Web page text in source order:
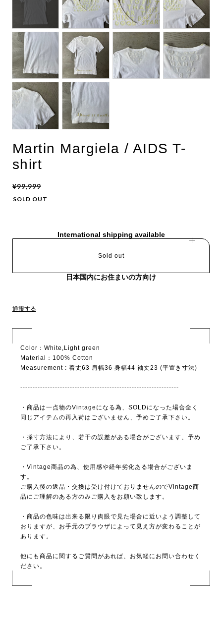
Martin Margiela / AIDS T-
shirt
¥99,999
SOLD OUT
International shipping available
Sold out
日本国内にお住まいの方向け
通報する
Color：White,Light green
Material：100% Cotton
Measurement : 着丈63 肩幅36 身幅44 袖丈23 (平置き寸法)
----------------------------------------------------------------
・商品は一点物のVintageになる為、SOLDになった場合全く
同じアイテムの再入荷はございません、予めご了承下さい。
・採寸方法により、若干の誤差がある場合がございます、予め
ご了承下さい。
・Vintage商品の為、使用感や経年劣化ある場合がございま
す。
ご購入後の返品・交換は受け付けておりませんのでVintage商
品にご理解のある方のみご購入をお願い致します。
・商品の色味は出来る限り肉眼で見た場合に近いよう調整して
おりますが、お手元のブラウザによって見え方が変わることが
あります。
他にも商品に関するご質問があれば、お気軽にお問い合わせく
ださい。